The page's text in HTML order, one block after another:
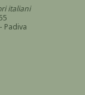
italiani
Padiva